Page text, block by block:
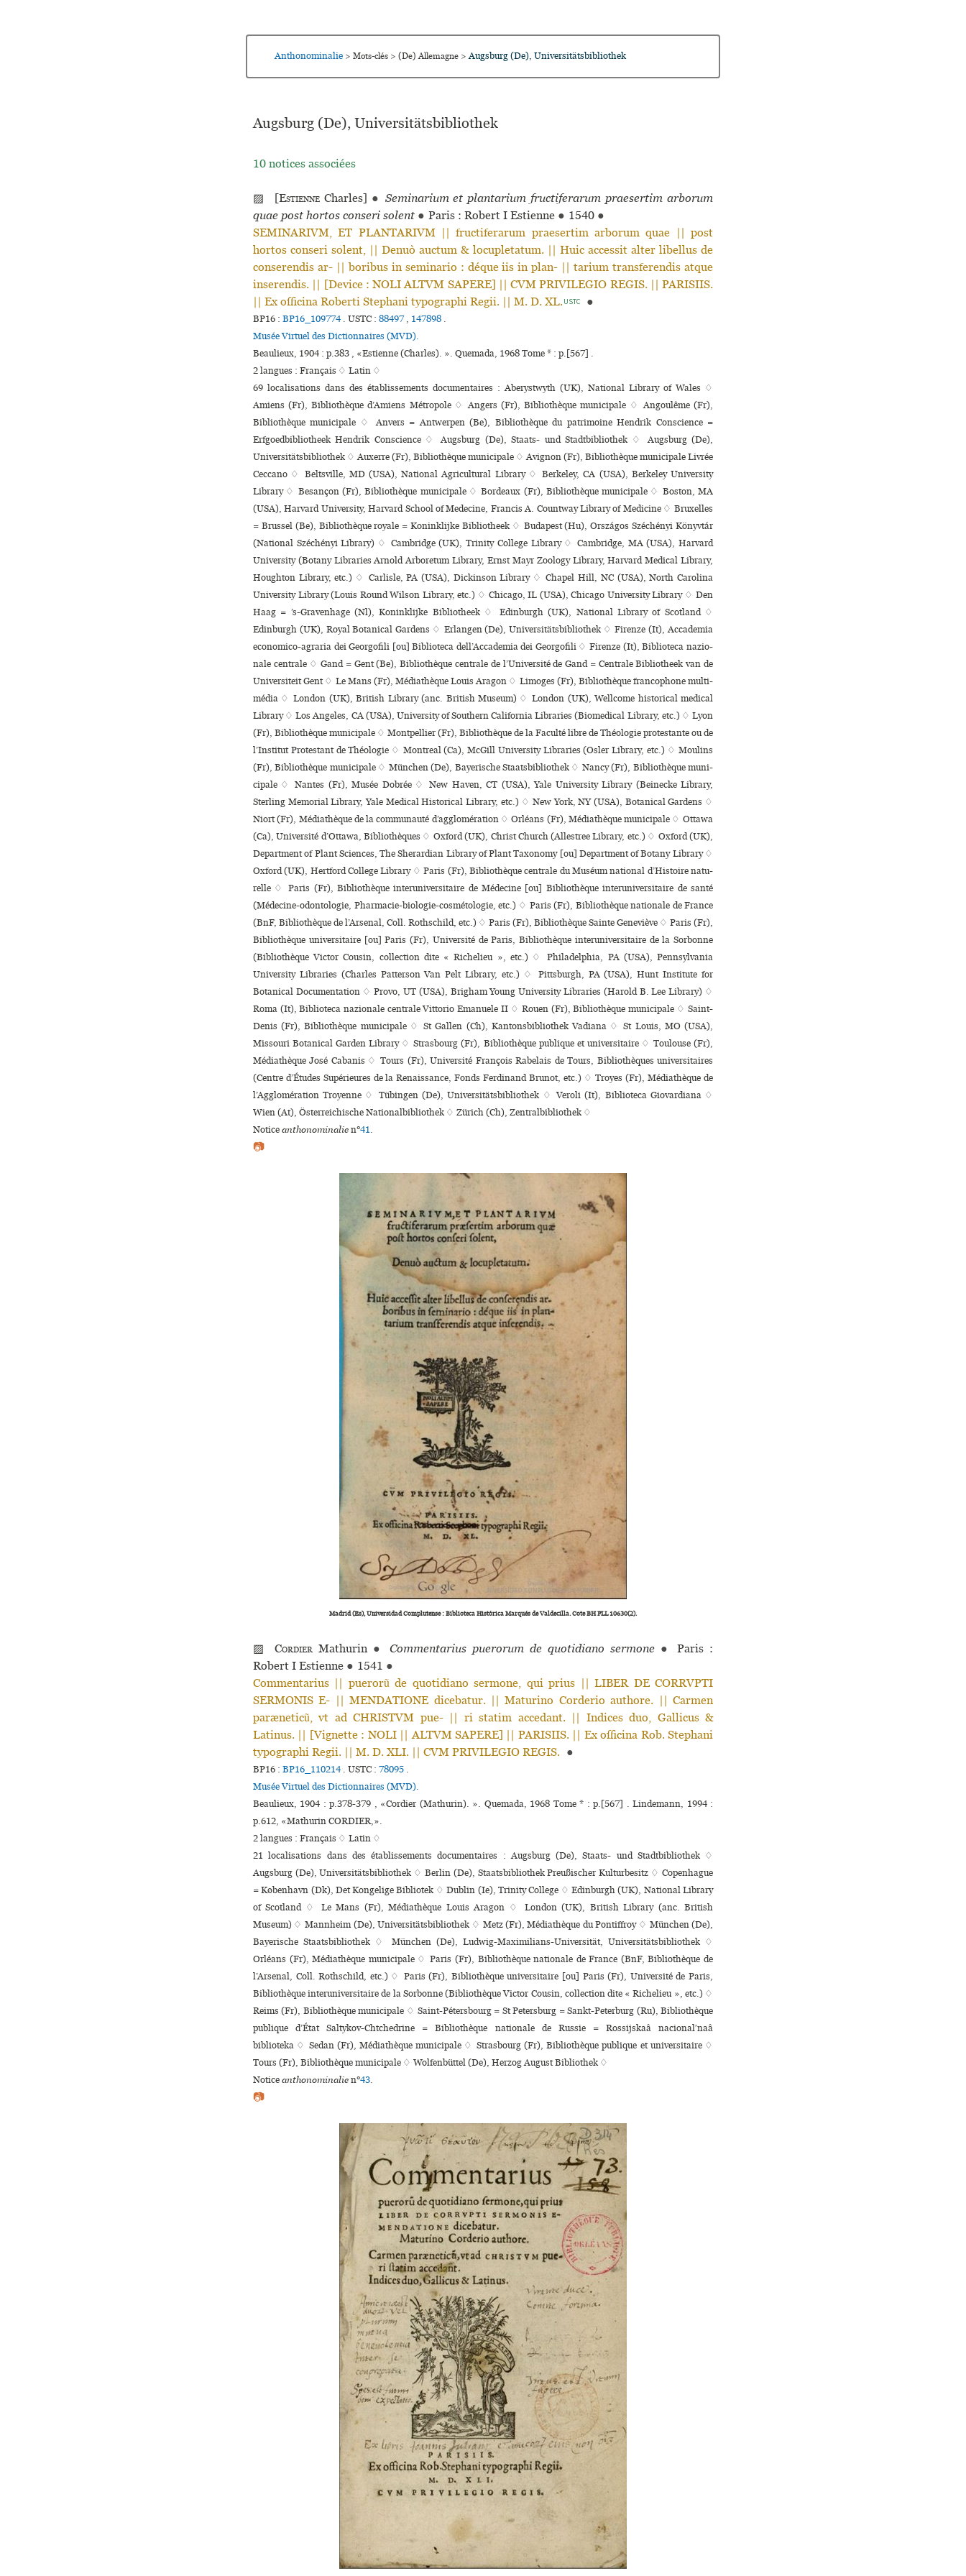
Anthonominalie > Mots-clés > (De) Allemagne > Augsburg (De), Universitätsbibliothek
Augsburg (De), Universitätsbibliothek
10 notices associées
▨ [Estienne Charles] ● Seminarium et plantarium fructiferarum praesertim arborum
quae post hortos conseri solent ● Paris : Robert I Estienne ● 1540 ●
SEMINARIVM, ET PLANTARIVM || fructiferarum praesertim arborum quae || post
hortos conseri solent, || Denuò auctum & locupletatum. || Huic accessit alter libellus de
conserendis ar- || boribus in seminario : déque iis in plan- || tarium transferendis atque
inserendis. || [Device : NOLI ALTVM SAPERE] || CVM PRIVILEGIO REGIS. || PARISIIS.
|| Ex officina Roberti Stephani typographi Regii. || M. D. XL.USTC ●
BP16 : BP16_109774 . USTC : 88497, 147898 .
Musée Virtuel des Dictionnaires (MVD).
Beaulieux, 1904 : p.383 , «Estienne (Charles). ». Quemada, 1968 Tome * : p.[567] .
2 langues : Français ♢ Latin ♢
69 localisations dans des établissements documentaires : Aberystwyth (UK), National Library of Wales ♢
Amiens (Fr), Bibliothèque d’Amiens Métropole ♢ Angers (Fr), Bibliothèque muni­ci­pale ♢ Angoulême (Fr),
Bibliothèque muni­ci­pale ♢ Anvers = Antwerpen (Be), Bibliothèque du patrimoine Hendrik Conscience =
Erfgoedbibliotheek Hendrik Conscience ♢ Augsburg (De), Staats- und Stadtbibliothek ♢ Augsburg (De),
Universitätsbibliothek ♢ Auxerre (Fr), Bibliothèque muni­ci­pale ♢ Avignon (Fr), Bibliothèque muni­ci­pale Livrée
Ceccano ♢ Beltsville, MD (USA), National Agricultural Library ♢ Berkeley, CA (USA), Berkeley University
Library ♢ Besançon (Fr), Bibliothèque muni­ci­pale ♢ Bordeaux (Fr), Bibliothèque muni­ci­pale ♢ Boston, MA
(USA), Harvard University, Harvard School of Medecine, Francis A. Countway Library of Medicine ♢ Bruxelles
= Brussel (Be), Bibliothèque royale = Koninklijke Bibliotheek ♢ Budapest (Hu), Országos Széchényi Könyvtár
(National Széchényi Library) ♢ Cambridge (UK), Trinity College Library ♢ Cambridge, MA (USA), Harvard
University (Botany Libraries Arnold Arboretum Library, Ernst Mayr Zoology Library, Harvard Medical Library,
Houghton Library, etc.) ♢ Carlisle, PA (USA), Dickinson Library ♢ Chapel Hill, NC (USA), North Carolina
University Library (Louis Round Wilson Library, etc.) ♢ Chicago, IL (USA), Chicago University Library ♢ Den
Haag = ’s-Gravenhage (Nl), Koninklijke Bibliotheek ♢ Edinburgh (UK), National Library of Scotland ♢
Edinburgh (UK), Royal Botanical Gardens ♢ Erlangen (De), Universitätsbibliothek ♢ Firenze (It), Accademia
eco­no­mico-agra­ria dei Georgofili [ou] Biblioteca dell’Accademia dei Georgofili ♢ Firenze (It), Biblioteca nazio­
nale cen­trale ♢ Gand = Gent (Be), Bibliothèque centrale de l’Université de Gand = Centrale Bibliotheek van de
Universiteit Gent ♢ Le Mans (Fr), Médiathèque Louis Aragon ♢ Limoges (Fr), Bibliothèque fran­co­phone mul­ti­
mé­dia ♢ London (UK), British Library (anc. British Museum) ♢ London (UK), Wellcome his­to­ri­cal medi­cal
Library ♢ Los Angeles, CA (USA), University of Southern California Libraries (Biomedical Library, etc.) ♢ Lyon
(Fr), Bibliothèque muni­ci­pale ♢ Montpellier (Fr), Bibliothèque de la Faculté libre de Théologie pro­tes­tante ou de
l’Institut Protestant de Théologie ♢ Montreal (Ca), McGill University Libraries (Osler Library, etc.) ♢ Moulins
(Fr), Bibliothèque muni­ci­pale ♢ München (De), Bayerische Staatsbibliothek ♢ Nancy (Fr), Bibliothèque muni­
ci­pale ♢ Nantes (Fr), Musée Dobrée ♢ New Haven, CT (USA), Yale University Library (Beinecke Library,
Sterling Memorial Library, Yale Medical Historical Library, etc.) ♢ New York, NY (USA), Botanical Gardens ♢
Niort (Fr), Médiathèque de la com­mu­nauté d’agglo­mé­ra­tion ♢ Orléans (Fr), Médiathèque muni­ci­pale ♢ Ottawa
(Ca), Université d’Ottawa, Bibliothèques ♢ Oxford (UK), Christ Church (Allestree Library, etc.) ♢ Oxford (UK),
Department of Plant Sciences, The Sherardian Library of Plant Taxonomy [ou] Department of Botany Library ♢
Oxford (UK), Hertford College Library ♢ Paris (Fr), Bibliothèque cen­trale du Muséum natio­nal d’Histoire natu­
relle ♢ Paris (Fr), Bibliothèque inte­ru­ni­ver­si­taire de Médecine [ou] Bibliothèque inte­ru­ni­ver­si­taire de santé
(Médecine-odon­to­lo­gie, Pharmacie-bio­lo­gie-cos­mé­to­lo­gie, etc.) ♢ Paris (Fr), Bibliothèque nationale de France
(BnF, Bibliothèque de l’Arsenal, Coll. Rothschild, etc.) ♢ Paris (Fr), Bibliothèque Sainte Geneviève ♢ Paris (Fr),
Bibliothèque uni­ver­si­taire [ou] Paris (Fr), Université de Paris, Bibliothèque inte­ru­ni­ver­si­taire de la Sorbonne
(Bibliothèque Victor Cousin, collection dite « Richelieu », etc.) ♢ Philadelphia, PA (USA), Pennsylvania
University Libraries (Charles Patterson Van Pelt Library, etc.) ♢ Pittsburgh, PA (USA), Hunt Institute for
Botanical Documentation ♢ Provo, UT (USA), Brigham Young University Libraries (Harold B. Lee Library) ♢
Roma (It), Biblioteca nazio­nale cen­trale Vittorio Emanuele II ♢ Rouen (Fr), Bibliothèque muni­ci­pale ♢ Saint-
Denis (Fr), Bibliothèque muni­ci­pale ♢ St Gallen (Ch), Kantonsbibliothek Vadiana ♢ St Louis, MO (USA),
Missouri Botanical Garden Library ♢ Strasbourg (Fr), Bibliothèque publi­que et uni­ver­si­taire ♢ Toulouse (Fr),
Médiathèque José Cabanis ♢ Tours (Fr), Université François Rabelais de Tours, Bibliothèques uni­ver­si­tai­res
(Centre d’Études Supérieures de la Renaissance, Fonds Ferdinand Brunot, etc.) ♢ Troyes (Fr), Médiathèque de
l’Agglomération Troyenne ♢ Tübingen (De), Universitätsbibliothek ♢ Veroli (It), Biblioteca Giovardiana ♢
Wien (At), Österreichische Nationalbibliothek ♢ Zürich (Ch), Zentralbibliothek ♢
Noticeanthonominalien°41.
📷
Madrid (Es), Universidad Complutense : Biblioteca Histórica Marqués de Valdecilla. Cote BH FLL 10630(2).
▨ Cordier Mathurin ● Commentarius puerorum de quotidiano sermone ●
Paris :
Robert I Estienne ● 1541 ●
Commentarius || puerorũ de quotidiano sermone, qui prius || LIBER DE CORRVPTI
SERMONIS E- || MENDATIONE dicebatur. || Maturino Corderio authore. || Carmen
paræneticũ, vt ad CHRISTVM pue- || ri statim accedant. || Indices duo, Gallicus &
Latinus. || [Vignette : NOLI || ALTVM SAPERE] || PARISIIS. || Ex officina Rob. Stephani
typographi Regii. || M. D. XLI. || CVM PRIVILEGIO REGIS. ●
BP16 : BP16_110214 . USTC : 78095 .
Musée Virtuel des Dictionnaires (MVD).
Beaulieux, 1904 : p.378-379 , «Cordier (Mathurin). ». Quemada, 1968 Tome * : p.[567] . Lindemann, 1994 :
p.612, «Mathurin CORDIER,».
2 langues : Français ♢ Latin ♢
21 localisations dans des établissements documentaires : Augsburg (De), Staats- und Stadtbibliothek ♢
Augsburg (De), Universitätsbibliothek ♢ Berlin (De), Staatsbibliothek Preußischer Kulturbesitz ♢ Copenhague
= København (Dk), Det Kongelige Bibliotek ♢ Dublin (Ie), Trinity College ♢ Edinburgh (UK), National Library
of Scotland ♢ Le Mans (Fr), Médiathèque Louis Aragon ♢ London (UK), British Library (anc. British
Museum) ♢ Mannheim (De), Universitätsbibliothek ♢ Metz (Fr), Médiathèque du Pontiffroy ♢ München (De),
Bayerische Staatsbibliothek ♢ München (De), Ludwig-Maximilians-Universität, Universitätsbibliothek ♢
Orléans (Fr), Médiathèque muni­ci­pale ♢ Paris (Fr), Bibliothèque nationale de France (BnF, Bibliothèque de
l’Arsenal, Coll. Rothschild, etc.) ♢ Paris (Fr), Bibliothèque uni­ver­si­taire [ou] Paris (Fr), Université de Paris,
Bibliothèque inte­ru­ni­ver­si­taire de la Sorbonne (Bibliothèque Victor Cousin, collection dite « Richelieu », etc.) ♢
Reims (Fr), Bibliothèque muni­ci­pale ♢ Saint-Pétersbourg = St Petersburg = Sankt-Peterburg (Ru), Bibliothèque
publique d’État Saltykov-Chtchedrine = Bibliothèque nationale de Russie = Rossijskaâ nacionalʹnaâ
biblioteka ♢ Sedan (Fr), Médiathèque muni­ci­pale ♢ Strasbourg (Fr), Bibliothèque publi­que et uni­ver­si­taire ♢
Tours (Fr), Bibliothèque muni­ci­pale ♢ Wolfenbüttel (De), Herzog August Bibliothek ♢
Noticeanthonominalien°43.
📷